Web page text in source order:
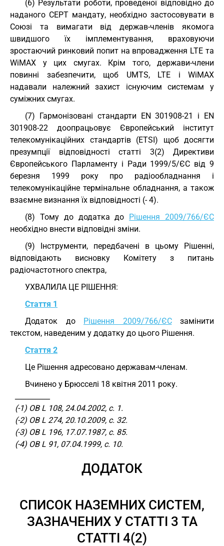
(6) Результати роботи, проведеної відповідно до
наданого CEPT мандату, необхідно застосовувати в
Союзі та вимагати від держав-членів якомога
швидшого їх імплементування, враховуючи
зростаючий ринковий попит на впровадження LTE та
WiMAX у цих смугах. Крім того, держави-члени
повинні забезпечити, щоб UMTS, LTE і WiMAX
надавали належний захист існуючим системам у
суміжних смугах.
(7) Гармонізовані стандарти EN 301908-21 і EN
301908-22 доопрацьовує Європейський інститут
телекомунікаційних стандартів (ETSI) щоб досягти
презумпції відповідності статті 3(2) Директиви
Європейського Парламенту і Ради 1999/5/ЄC від 9
березня 1999 року про радіообладнання і
телекомунікаційне термінальне обладнання, а також
взаємне визнання їх відповідності (- 4).
(8) Тому до додатка до Рішення 2009/766/ЄC
необхідно внести відповідні зміни.
(9) Інструменти, передбачені в цьому Рішенні,
відповідають висновку Комітету з питань
радіочастотного спектра,
УХВАЛИЛА ЦЕ РІШЕННЯ:
Стаття 1
Додаток до Рішення 2009/766/ЄCзамінити
текстом, наведеним у додатку до цього Рішення.
Стаття 2
Це Рішення адресовано державам-членам.
Вчинено у Брюсселі 18 квітня 2011 року.
(-1) ОВ L 108, 24.04.2002, с. 1.
(-2) ОВ L 274, 20.10.2009, с. 32.
(-3) ОВ L 196, 17.07.1987, с. 85.
(-4) ОВ L 91, 07.04.1999, с. 10.
ДОДАТОК
СПИСОК НАЗЕМНИХ СИСТЕМ,
ЗАЗНАЧЕНИХ У СТАТТІ 3 ТА
СТАТТІ 4(2)